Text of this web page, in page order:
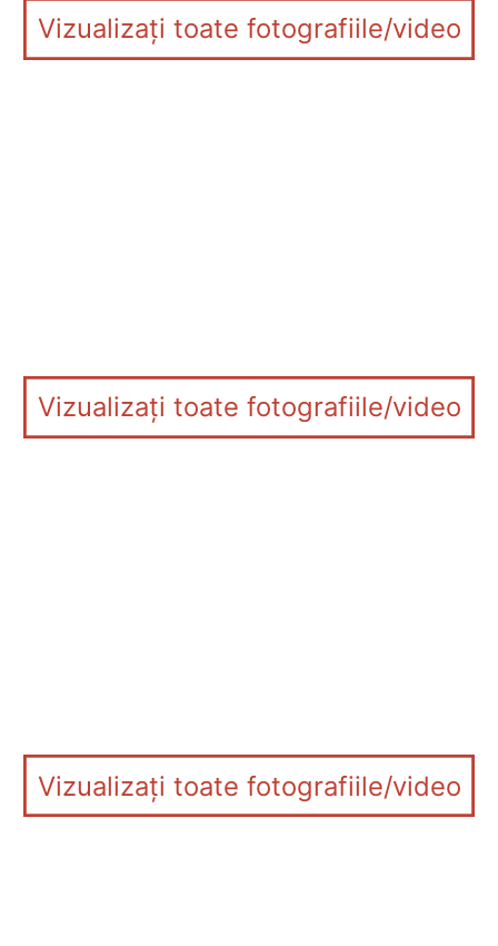
Vizualizați toate fotografiile/video
Vizualizați toate fotografiile/video
Vizualizați toate fotografiile/video